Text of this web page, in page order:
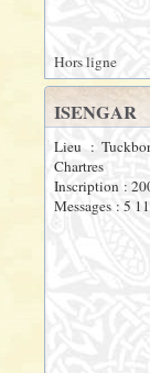
Hors ligne
ISENGAR
Lieu :
Chartres
Inscription :
Messages : 5